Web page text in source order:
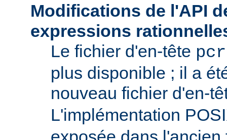
Modifications de l'API
expressions
Le fichier d'en-tête
plus disponible ; il a
nouveau fichier d'en-
L'implémentation